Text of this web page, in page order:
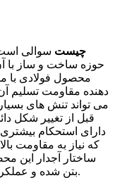
میلگردs500 چیست سوالی
حوزه ساخت و ساز با
دهنده مقاومت تسلیم
قبل از تغییر شکل
که نیاز به مقاومت
ساختار آجدار این
بتن شده و عملکرد سازه ای بهتری را فراهم می کند.